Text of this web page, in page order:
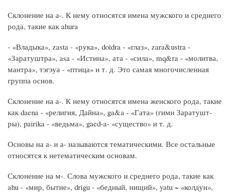
Склонение на а-. К нему относятся имена мужского и среднего
рода, такие как ahura
- «Владыка», zasta - «рука», doidra - «глаз», zara&ustra -
«Заратуштра», asa - «Истина», ата - «сила», mq&ra - «молитва,
мантра», тэгэуа - «птица» и т. д. Это самая многочисленная
группа основ.
Склонение на а-. К нему относятся имена женского рода, такие
как daena - «религия, Дайна», ga&a - «Гата» (гимн Заратушт-
ры), pairika - «ведьма», gaed-a- «существо» и т. д.
Основы на а- и а- называются тематическими. Все остальные
относятся к нетематическим основам.
Склонение на м-. Слова мужского и среднего рода, такие как
ahu - «мир, бытие», drigu - «бедный, нищий», yatu ~ «колдун»,